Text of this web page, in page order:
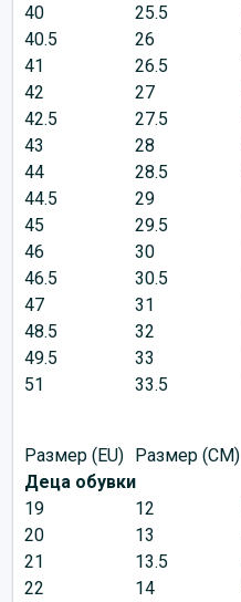
40
25.5
40.5
26
41
26.5
42
27
42.5
27.5
43
28
44
28.5
44.5
29
45
29.5
46
30
46.5
30.5
47
31
48.5
32
49.5
33
51
33.5
Размер (EU) Размер (CM)
Деца обувки
19
12
20
13
21
13.5
22
14